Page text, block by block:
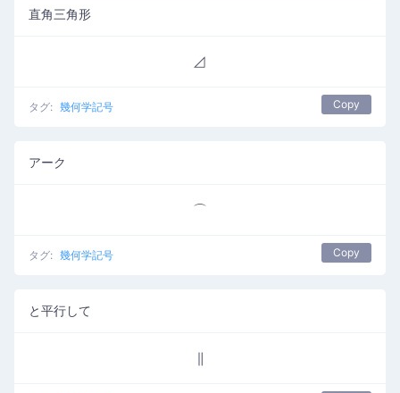
直角三角形
⊿
タグ: 幾何学記号 Copy
アーク
⌒
タグ: 幾何学記号 Copy
と平行して
∥